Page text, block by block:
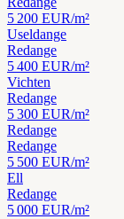
5 200 EUR/m²
Useldange
Redange
5 400 EUR/m²
Vichten
Redange
5 300 EUR/m²
Redange
Redange
5 500 EUR/m²
Ell
Redange
5 000 EUR/m²